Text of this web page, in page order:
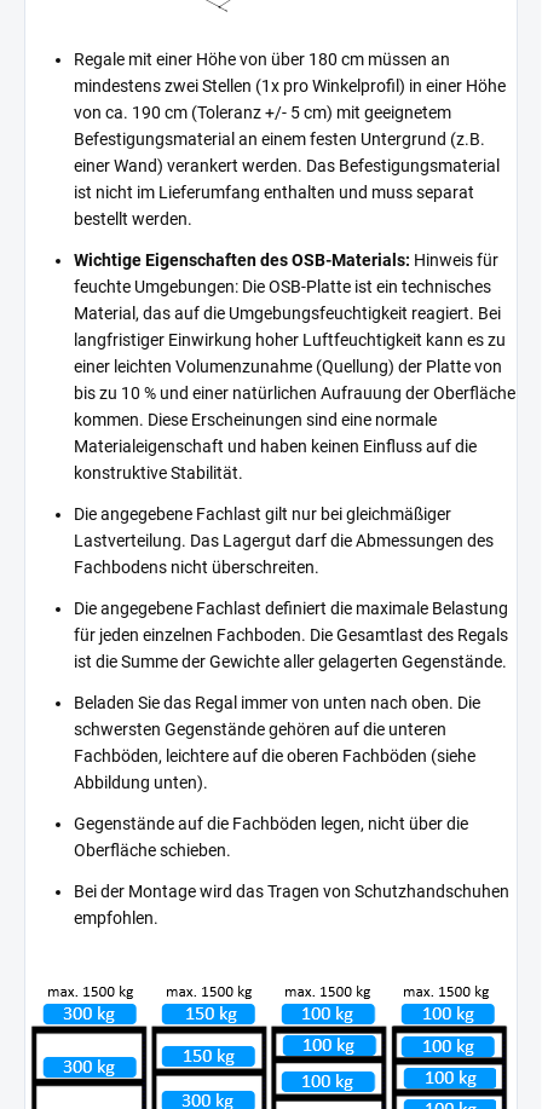
Regale mit einer Höhe von über 180 cm müssen an
mindestens zwei Stellen (1x pro Winkelprofil) in einer Höhe
von ca. 190 cm (Toleranz +/- 5 cm) mit geeignetem
Befestigungsmaterial an einem festen Untergrund (z.B.
einer Wand) verankert werden. Das Befestigungsmaterial
ist nicht im Lieferumfang enthalten und muss separat
bestellt werden.
Wichtige Eigenschaften des OSB-Materials: Hinweis für
feuchte Umgebungen: Die OSB-Platte ist ein technisches
Material, das auf die Umgebungsfeuchtigkeit reagiert. Bei
langfristiger Einwirkung hoher Luftfeuchtigkeit kann es zu
einer leichten Volumenzunahme (Quellung) der Platte von
bis zu 10 % und einer natürlichen Aufrauung der Oberfläche
kommen. Diese Erscheinungen sind eine normale
Materialeigenschaft und haben keinen Einfluss auf die
konstruktive Stabilität.
Die angegebene Fachlast gilt nur bei gleichmäßiger
Lastverteilung. Das Lagergut darf die Abmessungen des
Fachbodens nicht überschreiten.
Die angegebene Fachlast definiert die maximale Belastung
für jeden einzelnen Fachboden. Die Gesamtlast des Regals
ist die Summe der Gewichte aller gelagerten Gegenstände.
Beladen Sie das Regal immer von unten nach oben. Die
schwersten Gegenstände gehören auf die unteren
Fachböden, leichtere auf die oberen Fachböden (siehe
Abbildung unten).
Gegenstände auf die Fachböden legen, nicht über die
Oberfläche schieben.
Bei der Montage wird das Tragen von Schutzhandschuhen
empfohlen.